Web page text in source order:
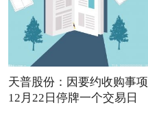
天普股份：因要约收购事项
12月22日停牌一个交易日